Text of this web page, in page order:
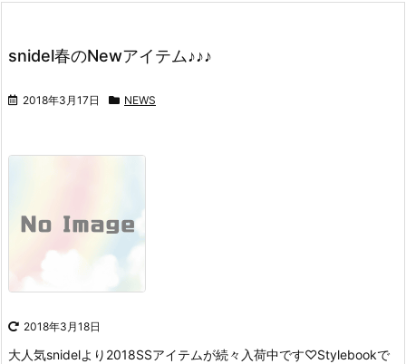
snidel春のNewアイテム♪♪♪
2018年3月17日 NEWS
2018年3月18日
大人気snidelより2018SSアイテムが続々入荷中です♡Stylebookで